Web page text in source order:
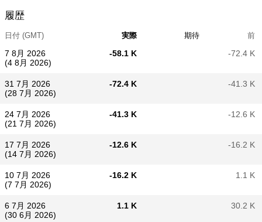
履歴
日付 (GMT) 実際 期待 前
7 8月 2026
(4 8月 2026)
-58.1 K -72.4 K
31 7月 2026
(28 7月 2026)
-72.4 K -41.3 K
24 7月 2026
(21 7月 2026)
-41.3 K -12.6 K
17 7月 2026
(14 7月 2026)
-12.6 K -16.2 K
10 7月 2026
(7 7月 2026)
-16.2 K 1.1 K
6 7月 2026
(30 6月 2026)
1.1 K 30.2 K